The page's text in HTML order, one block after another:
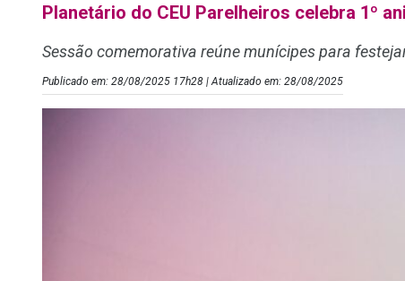
Planetário do CEU Parelheiros celebra 1º
Sessão comemorativa reúne munícipes para
Publicado em: 28/08/2025 17h28 | Atualizado em: 28/08/2025